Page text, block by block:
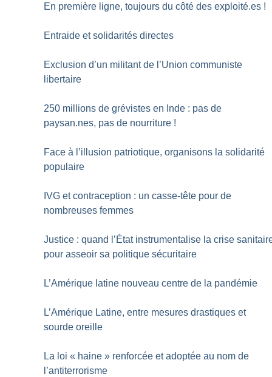
En première ligne, toujours du côté des exploité.es !
Entraide et solidarités directes
Exclusion d’un militant de l’Union communiste
libertaire
250 millions de grévistes en Inde : pas de
paysan.nes, pas de nourriture !
Face à l’illusion patriotique, organisons la solidarité
populaire
IVG et contraception : un casse-tête pour de
nombreuses femmes
Justice : quand l’État instrumentalise la crise
pour asseoir sa politique sécuritaire
L’Amérique latine nouveau centre de la pandémie
L’Amérique Latine, entre mesures drastiques et
sourde oreille
La loi « haine » renforcée et adoptée au nom de
l’antiterrorisme